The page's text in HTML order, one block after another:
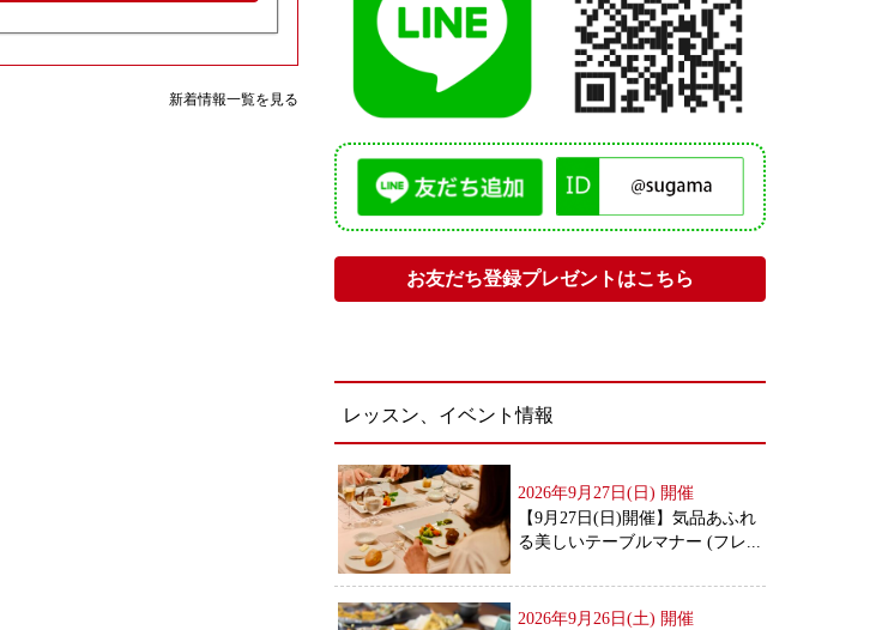
新着情報一覧を見る
お友だち登録プレゼントはこちら
レッスン、イベント情報
2026年9月27日(日) 開催
【9月27日(日)開催】気品あふれ
る美しいテーブルマナー (フレ...
2026年9月26日(土) 開催